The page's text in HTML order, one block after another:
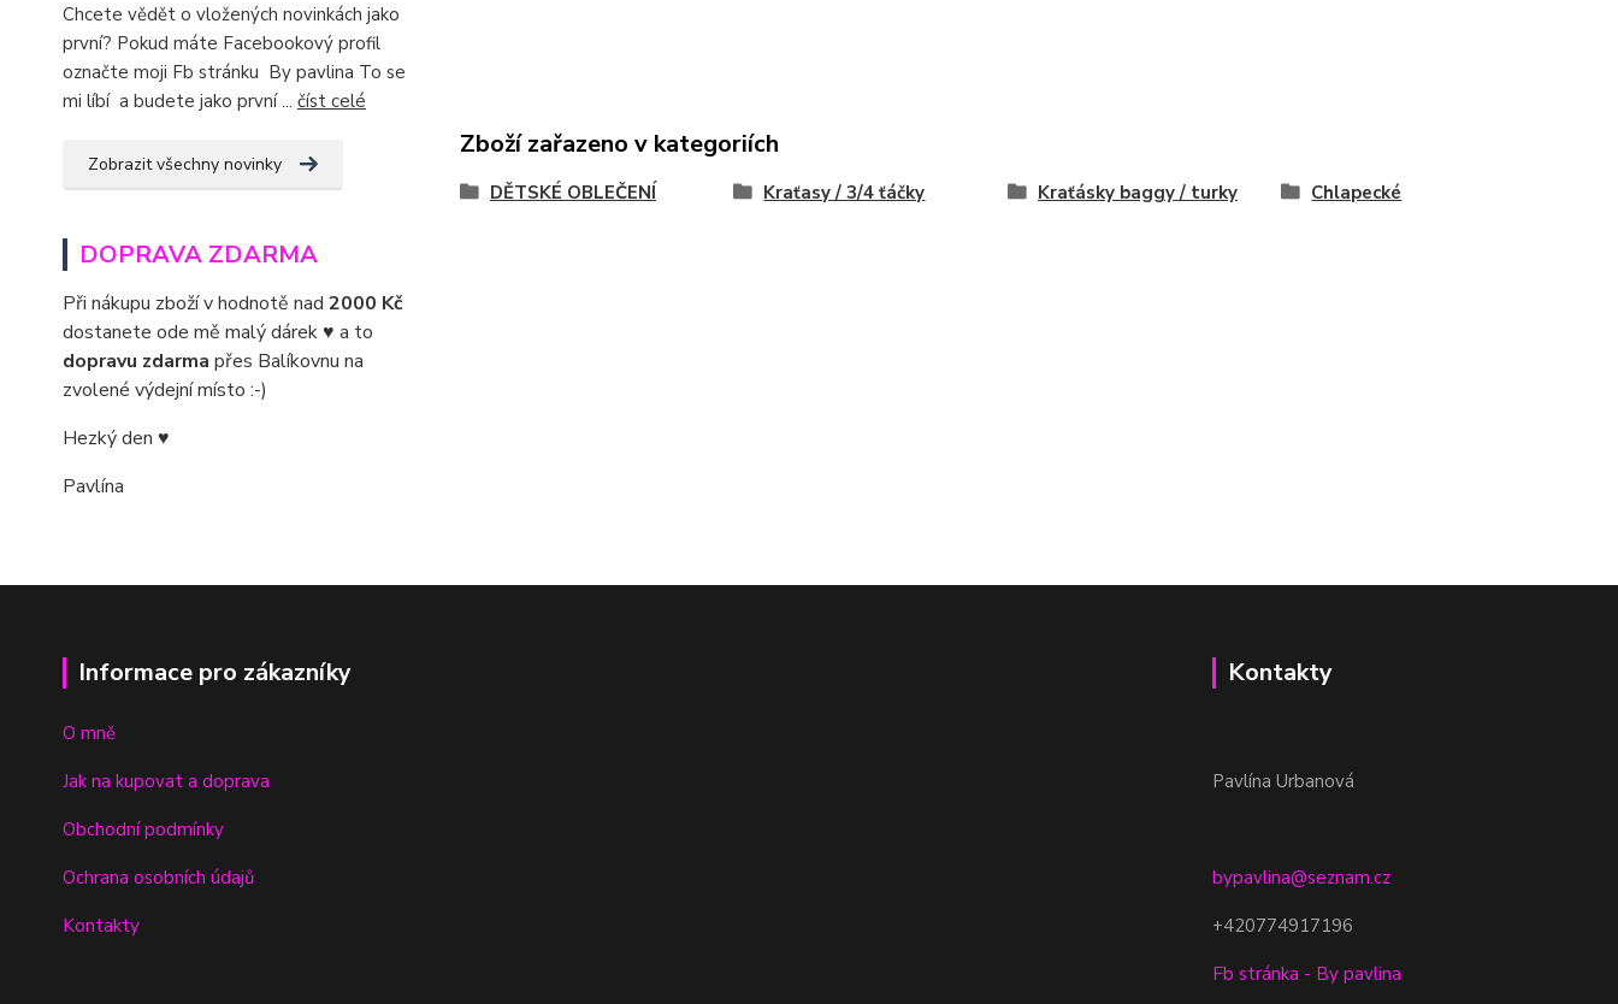
Chcete vědět o vložených novinkách jako
první? Pokud máte Facebookový profil
označte moji Fb stránku By pavlina To se
mi líbí a budete jako první ... číst celé
Zobrazit všechny novinky
DOPRAVA ZDARMA
Při nákupu zboží v hodnotě nad 2000 Kč
dostanete ode mě malý dárek ♥ a to
dopravu zdarma přes Balíkovnu na
zvolené výdejní místo :-)
Hezký den ♥
Pavlína
Zboží zařazeno v kategoriích
DĚTSKÉ OBLEČENÍ Kraťasy / 3/4 ťáčky Kraťásky baggy / turky Chlapecké
Informace pro zákazníky
O mně
Jak na kupovat a doprava
Obchodní podmínky
Ochrana osobních údajů
Kontakty
Kontakty
Pavlína Urbanová
bypavlina@seznam.cz
+420774917196
Fb stránka - By pavlina